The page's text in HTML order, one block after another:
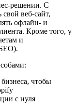
решении. С
веб-сайт,
офлайн- и
Кроме того, у
и
чтобы
с нуля